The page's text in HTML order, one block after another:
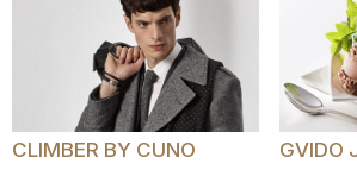
CLIMBER BY CUNO GVIDO